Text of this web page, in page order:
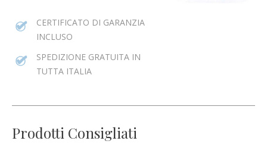
CERTIFICATO DI GARANZIA
INCLUSO
SPEDIZIONE GRATUITA IN
TUTTA ITALIA
Prodotti Consigliati